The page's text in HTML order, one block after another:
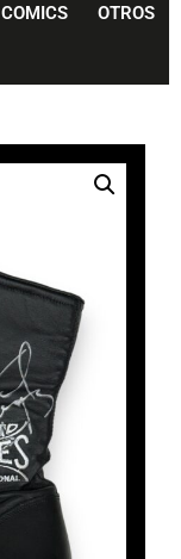
COMICS OTROS